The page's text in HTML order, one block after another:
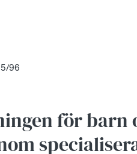
96
för barn